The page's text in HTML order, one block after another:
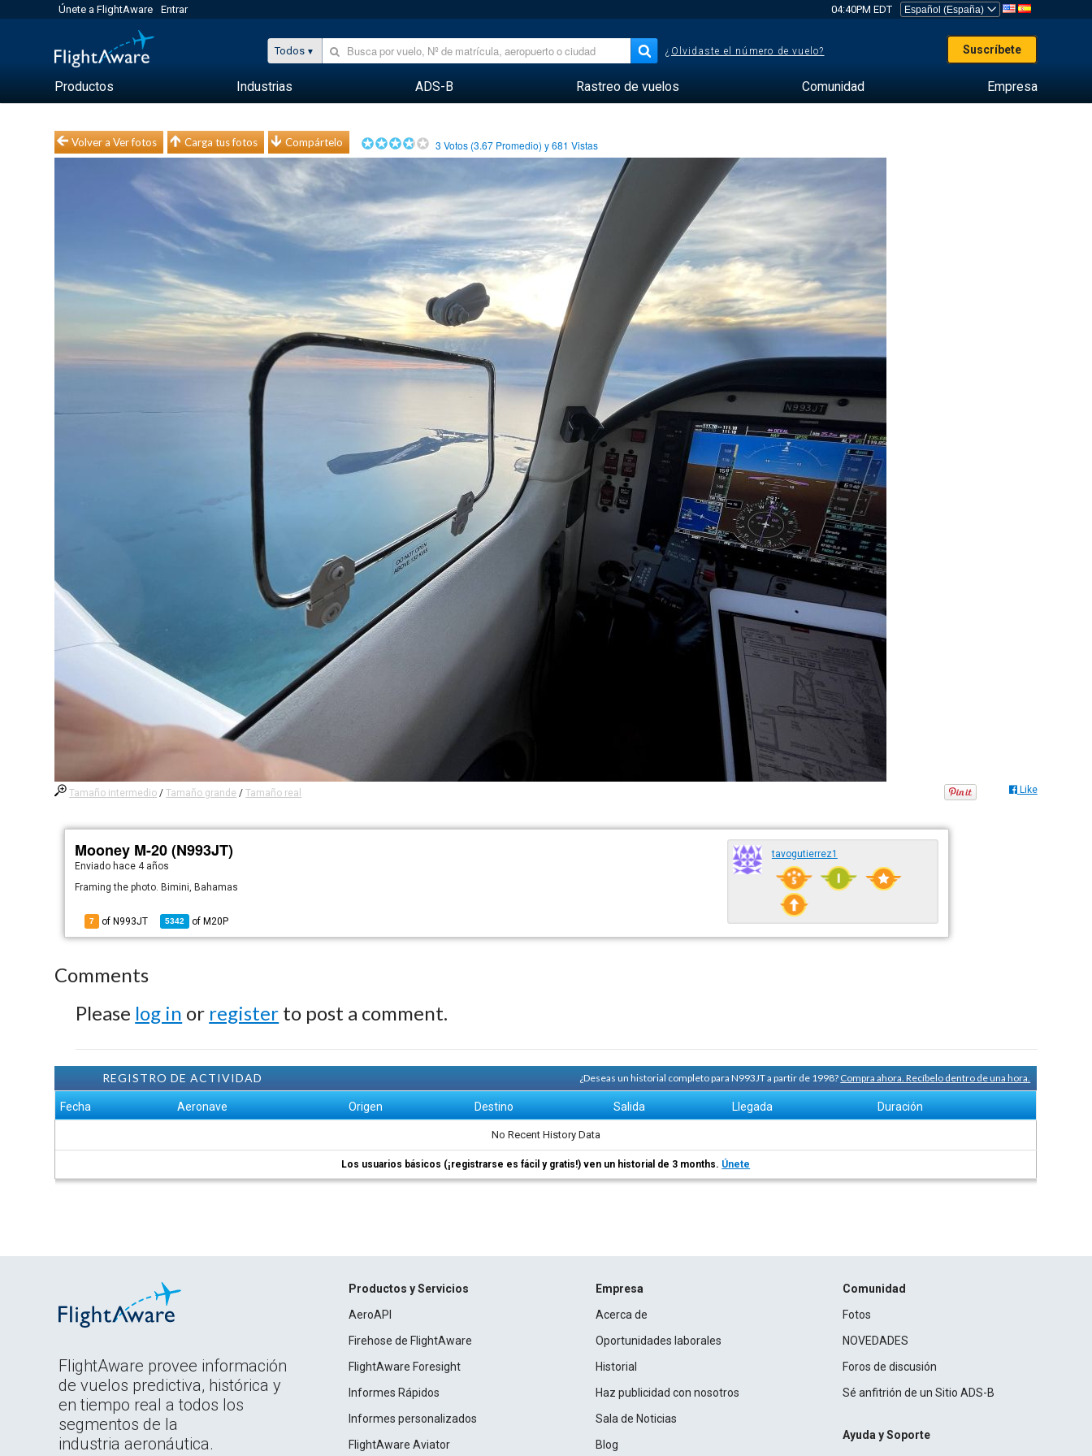
Únete a FlightAware Entrar 04:40PM EDT
Todos ¿Olvidaste el número de vuelo? Suscríbete
Productos Industrias ADS-B Rastreo de vuelos Comunidad Empresa
Volver a Ver fotos Carga tus fotos Compártelo 3 Votos (3.67 Promedio) y681 Vistas
Tamaño intermedio /Tamaño grande /Tamaño real Like
Mooney M-20 (N993JT)
Enviado hace 4 años
Framing the photo. Bimini, Bahamas
7 of N993JT 5342 of M20P
tavogutierrez1
Comments
Please log in or register to post a comment.
REGISTRO DE ACTIVIDAD ¿Deseas un historial completo para N993JT a partir de 1998?Compra ahora. Recíbelo dentro de una hora.
Fecha Aeronave Origen Destino Salida Llegada Duración
No Recent History Data
Los usuarios básicos (¡registrarse es fácil y gratis!) ven un historial de 3 months. Únete
FlightAware provee información
de vuelos predictiva, histórica y
en tiempo real a todos los
segmentos de la
industria aeronáutica.
Productos y Servicios
AeroAPI
Firehose de FlightAware
FlightAware Foresight
Informes Rápidos
Informes personalizados
FlightAware Aviator
Empresa
Acerca de
Oportunidades laborales
Historial
Haz publicidad con nosotros
Sala de Noticias
Blog
Comunidad
Fotos
NOVEDADES
Foros de discusión
Sé anfitrión de un Sitio ADS-B
Ayuda y Soporte